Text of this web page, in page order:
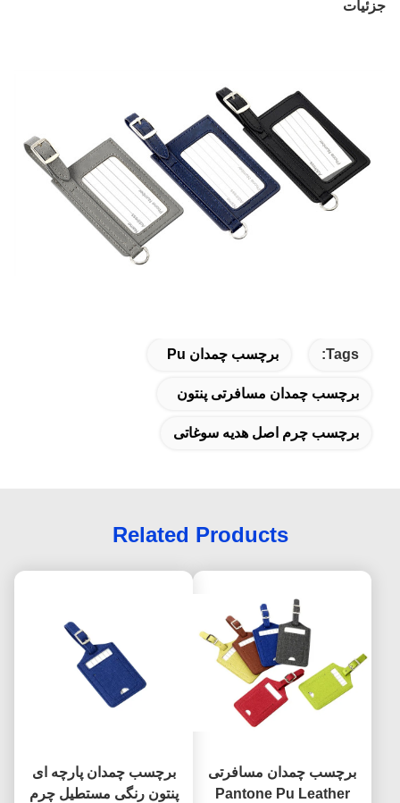
جزئیات
Tags: برچسب چمدان Pu
برچسب چمدان مسافرتی پنتون
برچسب چرم اصل هدیه سوغاتی
Related Products
برچسب چمدان مسافرتی
Pantone Pu Leather
برچسب چمدان پارچه ای
پنتون رنگی مستطیل چرم